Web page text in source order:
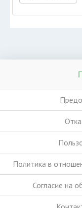
Политика в
Согласие на